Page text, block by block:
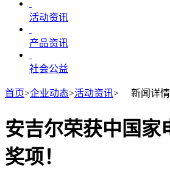
活动资讯
产品资讯
社会公益
首页>企业动态>活动资讯> 新闻详情
安吉尔荣获中国家
奖项！